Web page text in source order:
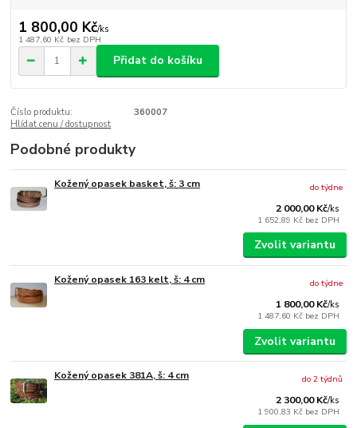
1 800,00 Kč/ks
1 487,60 Kč bez DPH
Přidat do košíku
Číslo produktu:
360007
Hlídat cenu / dostupnost
Podobné produkty
Kožený opasek basket, š: 3 cm
2 000,00 Kč/ks
1 652,89 Kč bez DPH
do týdne
Zvolit variantu
Kožený opasek 163 kelt, š: 4 cm
1 800,00 Kč/ks
1 487,60 Kč bez DPH
do týdne
Zvolit variantu
Kožený opasek 381A, š: 4 cm
2 300,00 Kč/ks
1 900,83 Kč bez DPH
do 2 týdnů